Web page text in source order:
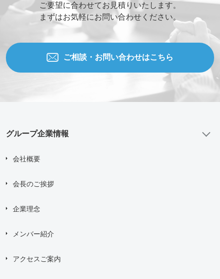
ご要望に合わせてお見積りいたします。
まずはお気軽にお問い合わせください。
ご相談・お問い合わせはこちら
グループ企業情報
会社概要
会長のご挨拶
企業理念
メンバー紹介
アクセスご案内